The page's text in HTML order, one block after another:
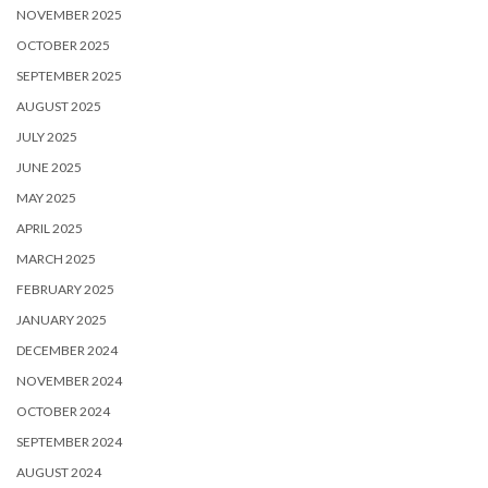
NOVEMBER 2025
OCTOBER 2025
SEPTEMBER 2025
AUGUST 2025
JULY 2025
JUNE 2025
MAY 2025
APRIL 2025
MARCH 2025
FEBRUARY 2025
JANUARY 2025
DECEMBER 2024
NOVEMBER 2024
OCTOBER 2024
SEPTEMBER 2024
AUGUST 2024